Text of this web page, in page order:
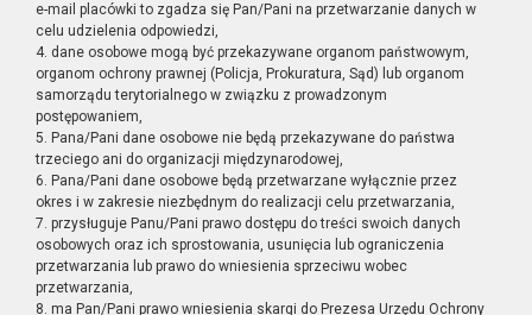
e-mail placówki to zgadza się Pan/Pani na przetwarzanie danych w
celu udzielenia odpowiedzi,
4. dane osobowe mogą być przekazywane organom państwowym,
organom ochrony prawnej (Policja, Prokuratura, Sąd) lub organom
samorządu terytorialnego w związku z prowadzonym
postępowaniem,
5. Pana/Pani dane osobowe nie będą przekazywane do państwa
trzeciego ani do organizacji międzynarodowej,
6. Pana/Pani dane osobowe będą przetwarzane wyłącznie przez
okres i w zakresie niezbędnym do realizacji celu przetwarzania,
7. przysługuje Panu/Pani prawo dostępu do treści swoich danych
osobowych oraz ich sprostowania, usunięcia lub ograniczenia
przetwarzania lub prawo do wniesienia sprzeciwu wobec
przetwarzania,
8. ma Pan/Pani prawo wniesienia skargi do Prezesa Urzędu Ochrony